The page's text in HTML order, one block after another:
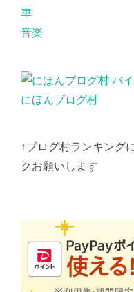
車
音楽
にほんブログ村
↑ブログ村ランキング
クお願いします